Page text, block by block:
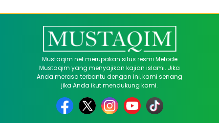
Mustaqim.net merupakan situs resmi Metode
Mustaqim yang menyajikan kajian islami. Jika
Anda merasa terbantu dengan ini, kami senang
jika Anda ikut mendukung kami.